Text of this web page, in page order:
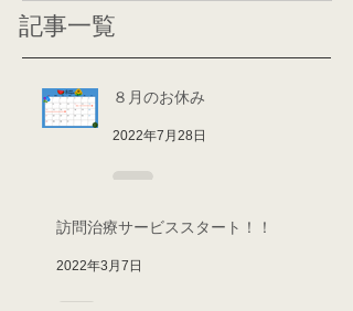
記事一覧
８月のお休み
2022年7月28日
訪問治療サービススタート！！
2022年3月7日